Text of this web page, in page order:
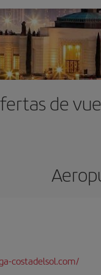
de
costadelsol.com/